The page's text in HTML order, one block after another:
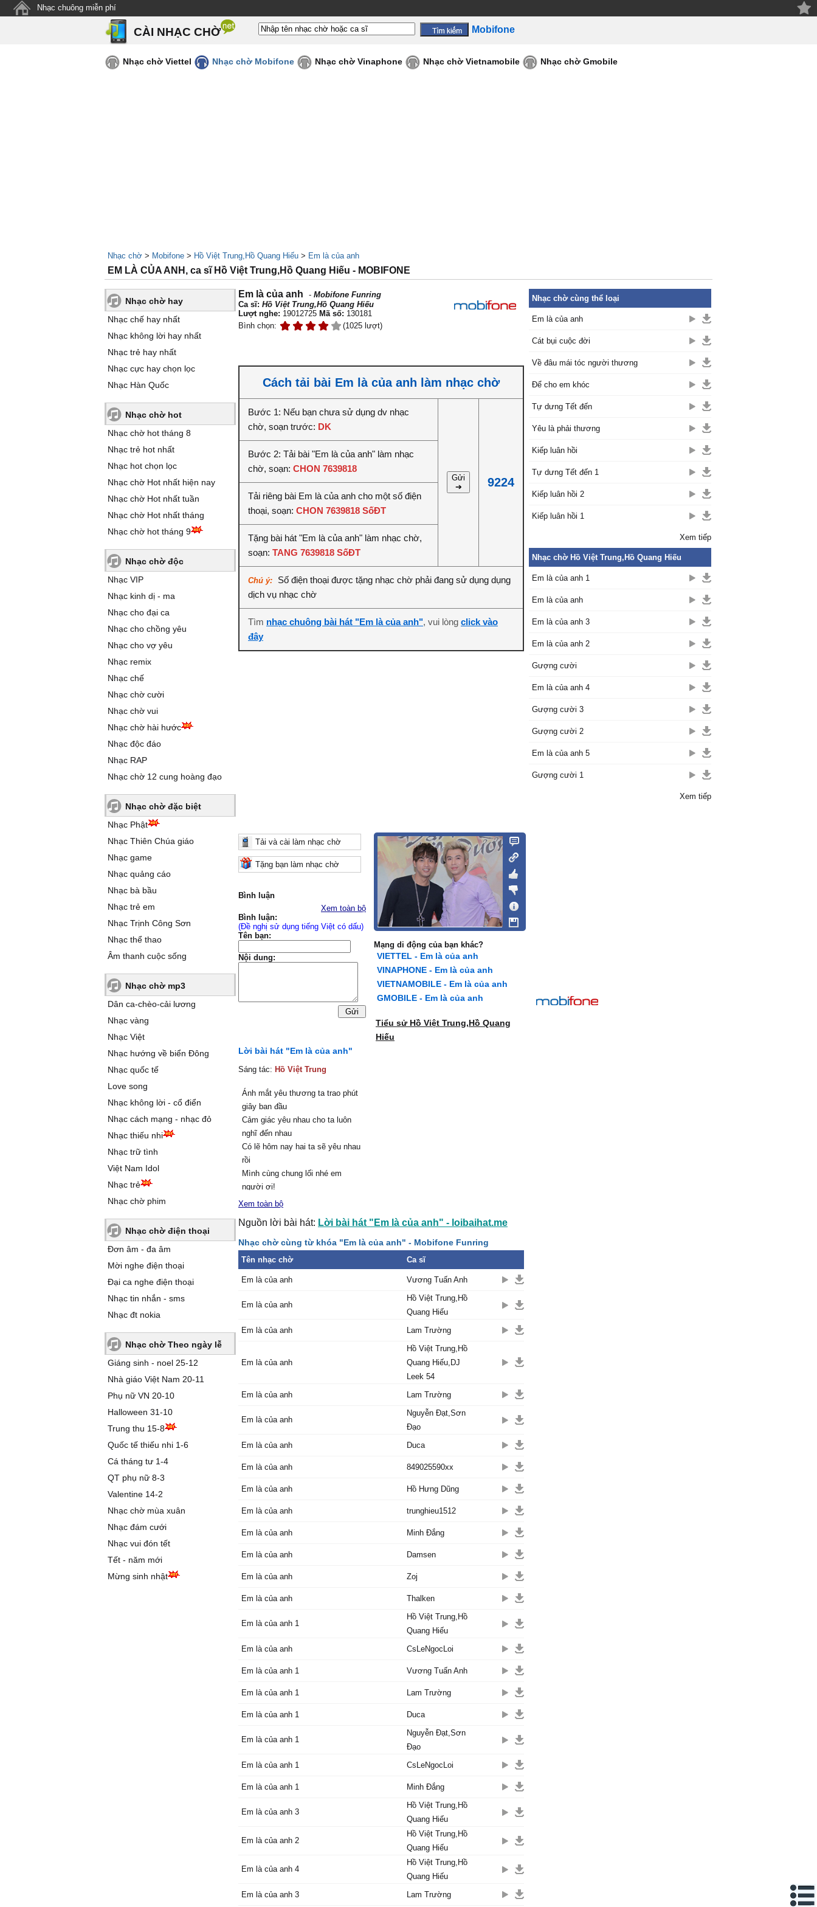
Nhạc chuông miễn phí
CÀI NHẠC CHỜ Mobifone
Nhạc chờ Viettel Nhạc chờ Mobifone Nhạc chờ Vinaphone Nhạc chờ Vietnamobile Nhạc chờ Gmobile
Nhạc chờ > Mobifone > Hồ Việt Trung,Hồ Quang Hiếu > Em là của anh
EM LÀ CỦA ANH, ca sĩ Hồ Việt Trung,Hồ Quang Hiếu - MOBIFONE
Nhạc chờ hay
Nhạc chế hay nhất
Nhạc không lời hay nhất
Nhạc trẻ hay nhất
Nhạc cực hay chọn lọc
Nhạc Hàn Quốc
Nhạc chờ hot
Nhạc chờ hot tháng 8
Nhạc trẻ hot nhất
Nhạc hot chọn lọc
Nhạc chờ Hot nhất hiện nay
Nhạc chờ Hot nhất tuần
Nhạc chờ Hot nhất tháng
Nhạc chờ hot tháng 9
Nhạc chờ độc
Nhạc VIP
Nhạc kinh dị - ma
Nhạc cho đại ca
Nhạc cho chồng yêu
Nhạc cho vợ yêu
Nhạc remix
Nhạc chế
Nhạc chờ cười
Nhạc chờ vui
Nhạc chờ hài hước
Nhạc độc đáo
Nhạc RAP
Nhạc chờ 12 cung hoàng đạo
Nhạc chờ đặc biệt
Nhạc Phật
Nhạc Thiên Chúa giáo
Nhạc game
Nhạc quảng cáo
Nhạc bà bầu
Nhạc trẻ em
Nhạc Trịnh Công Sơn
Nhạc thể thao
Âm thanh cuộc sống
Nhạc chờ mp3
Dân ca-chèo-cải lương
Nhạc vàng
Nhạc Việt
Nhạc hướng về biển Đông
Nhạc quốc tế
Love song
Nhạc không lời - cổ điển
Nhạc cách mạng - nhạc đỏ
Nhạc thiếu nhi
Nhạc trữ tình
Việt Nam Idol
Nhạc trẻ
Nhạc chờ phim
Nhạc chờ điện thoại
Đơn âm - đa âm
Mời nghe điện thoại
Đại ca nghe điện thoại
Nhạc tin nhắn - sms
Nhạc đt nokia
Nhạc chờ Theo ngày lễ
Giáng sinh - noel 25-12
Nhà giáo Việt Nam 20-11
Phụ nữ VN 20-10
Halloween 31-10
Trung thu 15-8
Quốc tế thiếu nhi 1-6
Cá tháng tư 1-4
QT phụ nữ 8-3
Valentine 14-2
Nhạc chờ mùa xuân
Nhạc đám cưới
Nhạc vui đón tết
Tết - năm mới
Mừng sinh nhật
Em là của anh - Mobifone Funring
Ca sĩ: Hồ Việt Trung,Hồ Quang Hiếu
Lượt nghe: 19012725 Mã số: 130181
Bình chọn:
(1025 lượt)
Cách tải bài Em là của anh làm nhạc chờ
Bước 1: Nếu bạn chưa sử dụng dv nhạc
chờ, soạn trước: DK
Gửi
➔
9224
Bước 2: Tải bài "Em là của anh" làm nhạc
chờ, soạn: CHON 7639818
Tải riêng bài Em là của anh cho một số điện
thoại, soạn: CHON 7639818 SốĐT
Tặng bài hát "Em là của anh" làm nhạc chờ,
soạn: TANG 7639818 SốĐT
Chú ý:
Số điện thoại được tặng nhạc chờ phải đang sử dụng dụng
dịch vụ nhạc chờ
Tìm nhạc chuông bài hát "Em là của anh", vui lòng click vào
đây
Tải và cài làm nhạc chờ
Tặng bạn làm nhạc chờ
Bình luận
Xem toàn bộ
Bình luận:
(Đề nghị sử dụng tiếng Việt có dấu)
Tên bạn:
Nội dung:
Mạng di động của bạn khác?
VIETTEL - Em là của anh
VINAPHONE - Em là của anh
VIETNAMOBILE - Em là của anh
GMOBILE - Em là của anh
Tiểu sử Hồ Việt Trung,Hồ Quang
Hiếu
Lời bài hát "Em là của anh"
Sáng tác: Hồ Việt Trung
Ánh mắt yêu thương ta trao phút
giây ban đầu
Cảm giác yêu nhau cho ta luôn
nghĩ đến nhau
Có lẽ hôm nay hai ta sẽ yêu nhau
rồi
Mình cùng chung lối nhé em
người ơi!
em buồn
Anh sẽ ru em cho em yên giấc
ngủ ngon
Những lúc cô đơn anh luôn giữ
em trong lòng
đến em.
Điệp khúc:
phiền trong anh biến tan
yêu không oán than
thôi.
Đôi khi những lúc vu vơ giận hờn
Mong em hãy nhớ anh yêu thật
lòng và không gian dối
mà em ước mong
Ha ha ha há ha
Xin em đừng đi vội xa anh trong
Cảm giác yêu nhau cho ta luôn
Có lẽ hôm nay hai ta sẽ yêu nhau
người ơi!
Anh sẽ bên em ôm em những khi
Anh sẽ ru em cho em yên giấc
Những lúc cô đơn anh luôn giữ
Giành trọn con tim nguyện trao
Điệp khúc:
phiền trong anh biến tan
Xem toàn bộ
Nguồn lời bài hát: Lời bài hát "Em là của anh" - loibaihat.me
Nhạc chờ cùng từ khóa "Em là của anh" - Mobifone Funring
Tên nhạc chờ Ca sĩ
Em là của anh Vương Tuấn Anh
Em là của anh
Hồ Việt Trung,Hồ
Quang Hiếu
Em là của anh
Lam Trường
Em là của anh
Hồ Việt Trung,Hồ
Quang Hiếu,DJ
Leek 54
Em là của anh
Lam Trường
Em là của anh
Nguyễn Đạt,Sơn
Đạo
Em là của anh
Duca
Em là của anh 849025590xx
Em là của anh Hồ Hưng Dũng
Em là của anh trunghieu1512
Em là của anh Minh Đắng
Em là của anh Damsen
Em là của anh Zoj
Em là của anh Thalken
Em là của anh 1
Hồ Việt Trung,Hồ
Quang Hiếu
Em là của anh
CsLeNgocLoi
Em là của anh 1 Vương Tuấn Anh
Em là của anh 1 Lam Trường
Em là của anh 1 Duca
Em là của anh 1
Nguyễn Đạt,Sơn
Đạo
Em là của anh 1
CsLeNgocLoi
Em là của anh 1 Minh Đắng
Em là của anh 3
Hồ Việt Trung,Hồ
Quang Hiếu
Em là của anh 2
Hồ Việt Trung,Hồ
Quang Hiếu
Em là của anh 4
Hồ Việt Trung,Hồ
Quang Hiếu
Em là của anh 3
Lam Trường
Nhạc chờ cùng thể loại
Em là của anh
Cát bụi cuộc đời
Về đâu mái tóc người thương
Để cho em khóc
Tự dưng Tết đến
Yêu là phải thương
Kiếp luân hồi
Tự dưng Tết đến 1
Kiếp luân hồi 2
Kiếp luân hồi 1
Xem tiếp
Nhạc chờ Hồ Việt Trung,Hồ Quang Hiếu
Em là của anh 1
Em là của anh
Em là của anh 3
Em là của anh 2
Gượng cười
Em là của anh 4
Gượng cười 3
Gượng cười 2
Em là của anh 5
Gượng cười 1
Xem tiếp